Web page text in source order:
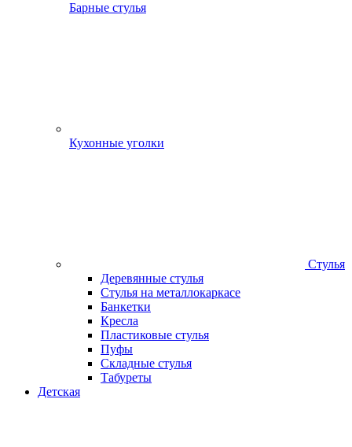
Барные стулья
Кухонные уголки
Стулья
Деревянные стулья
Стулья на металлокаркасе
Банкетки
Кресла
Пластиковые стулья
Пуфы
Складные стулья
Табуреты
Детская